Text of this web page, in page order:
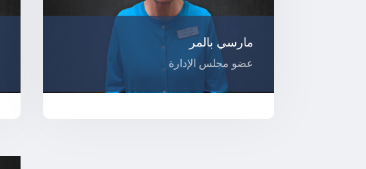
مارسي بالمر
عضو مجلس الإدارة